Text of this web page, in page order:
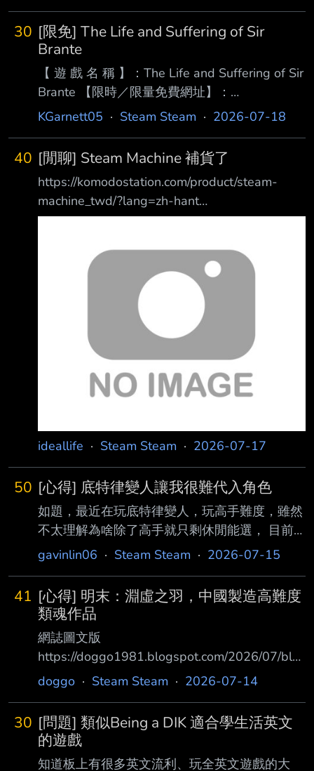
這個組合 包就會光速下架！ 久違的便宜開羅組
包 理所當然沒哆啦A夢 都是一款275元配三款
172元 這月初開始賣 說明寫預計賣一個月 日期
感覺會跟夏特重疊 或許有機會等到折上折 低價
收集開羅遊戲的好機會 Vol.1
https://store.steampowered.com/bundle/77849
/ 有最新的魔王城物語，光這款就超越
30 [限免] The Life and Suffering of Sir
Brante
【 遊 戲 名 稱 】：The Life and Suffering of Sir
Brante 【限時／限量免費網址】：
https://store.steampowered.com/app/1272160
https://store.steampowered.com/app/1272160
/ 【 領 取 條 件 】：STEAM帳號 【 附 註 】：
無 --
KGarnett05 · Steam Steam · 2026-07-18
40 [閒聊] Steam Machine 補貨了
https://komodostation.com/product/steam-
machine_twd/?lang=zh-hant
https://i.meee.com.tw/nJH90P0.png 512GB 沒
把 NT39,888 有庫存-馬上購買 2TB 沒手把
NT47,888 售鑿 2TB 有手把 NT49,888 售鑿 你
買的不是一台steam的專屬PC裝置 而是G胖推出
的蒸氣粉收藏品 --
ideallife · Steam Steam · 2026-07-17
50 [心得] 底特律變人讓我很難代入角色
如題，最近在玩底特律變人，玩高手難度，雖然
不太理解為啥除了高手就只剩休閒能選， 目前
第一次通關，玩了九小時。 事先知道這遊戲劇
漢瘋人院那種方式來控 制角色和推劇情，沒想
到是解謎+QTE，我是手殘黨，雖然有拿到百戰
百勝的成就，不過下 次應該會直接選休閒難度
了。 言歸正傳，這款遊戲的設定我就算通關了
還是沒看懂，仿生人到底是根據什麼原理製作的
AI？為什麼所有不同功能類型的仿生人都要使用
這種擁有高共情能力的AI？為什麼容許程 式產
生感情？可能是我玩康納的時候沒成功了解到
gavinlin06 · Steam Steam · 2026-07-15
41 [心得] 明末：淵虛之羽，中國製造高難度
類魂作品
網誌圖文版
https://doggo1981.blogspot.com/2026/07/blo
g-post.html -------------------- [遊戲] 明末：
末：淵虛之羽》封面 第一隻Boss，第二階段炸
出的煙火很炫！ 最近開始玩一些類魂遊戲，例
如之前玩的是義大利的《艾諾提亞：失落之
doggo · Steam Steam · 2026-07-14
30 [問題] 類似Being a DIK 適合學生活英文
的遊戲
知道板上有很多英文流利、玩全英文遊戲的大